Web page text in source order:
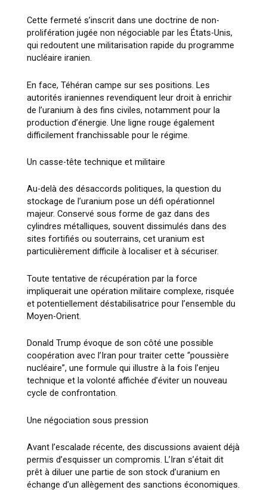
Cette fermeté s’inscrit dans une doctrine de non-
prolifération jugée non négociable par les États-Unis,
qui redoutent une militarisation rapide du programme
nucléaire iranien.
En face, Téhéran campe sur ses positions. Les
autorités iraniennes revendiquent leur droit à enrichir
de l’uranium à des fins civiles, notamment pour la
production d’énergie. Une ligne rouge également
difficilement franchissable pour le régime.
Un casse-tête technique et militaire
Au-delà des désaccords politiques, la question du
stockage de l’uranium pose un défi opérationnel
majeur. Conservé sous forme de gaz dans des
cylindres métalliques, souvent dissimulés dans des
sites fortifiés ou souterrains, cet uranium est
particulièrement difficile à localiser et à sécuriser.
Toute tentative de récupération par la force
impliquerait une opération militaire complexe, risquée
et potentiellement déstabilisatrice pour l’ensemble du
Moyen-Orient.
Donald Trump évoque de son côté une possible
coopération avec l’Iran pour traiter cette “poussière
nucléaire”, une formule qui illustre à la fois l’enjeu
technique et la volonté affichée d’éviter un nouveau
cycle de confrontation.
Une négociation sous pression
Avant l’escalade récente, des discussions avaient déjà
permis d’esquisser un compromis. L’Iran s’était dit
prêt à diluer une partie de son stock d’uranium en
échange d’un allègement des sanctions économiques.